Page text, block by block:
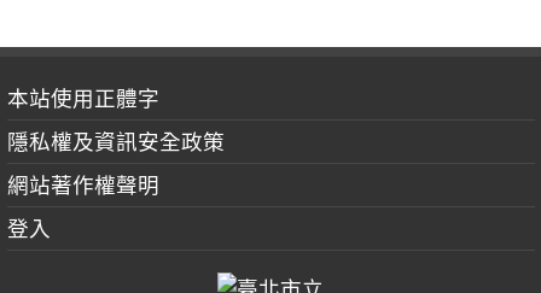
本站使用正體字
隱私權及資訊安全政策
網站著作權聲明
登入